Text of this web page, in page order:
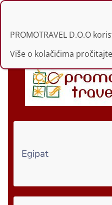
Egipat
PROMOTRAVEL D.O.O
Više o kolačićima